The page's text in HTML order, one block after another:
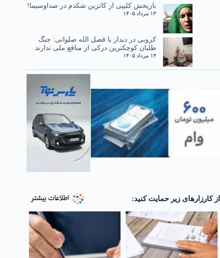
بازپخش کلیپی از کاترین شکدم در صداوسیما!
۱۳ مرداد ۱۴۰۵
کروبی در دیدار با فضل الله صلواتی: جنگ
طلبان کوچکترین درکی از منافع ملی ندارند
۱۳ مرداد ۱۴۰۵
از کارزارهای زیر حمایت کنید: